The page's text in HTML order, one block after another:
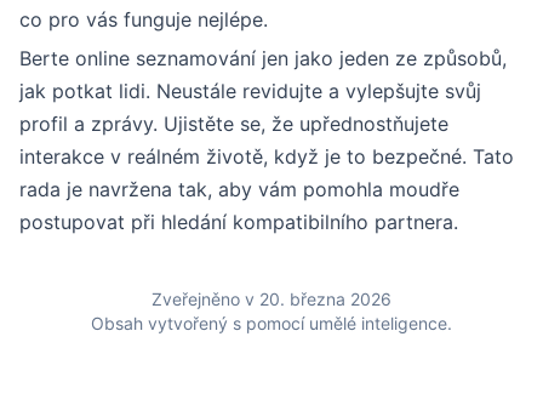
co pro vás funguje nejlépe.
Berte online seznamování jen jako jeden ze způsobů,
jak potkat lidi. Neustále revidujte a vylepšujte svůj
profil a zprávy. Ujistěte se, že upřednostňujete
interakce v reálném životě, když je to bezpečné. Tato
rada je navržena tak, aby vám pomohla moudře
postupovat při hledání kompatibilního partnera.
Zveřejněno v 20. března 2026
Obsah vytvořený s pomocí umělé inteligence.